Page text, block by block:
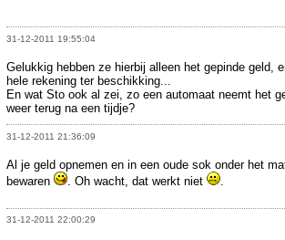
31-12-2011 19:55:04
Gelukkig hebben ze hierbij alleen het gepinde geld,
hele rekening ter beschikking...
En wat Sto ook al zei, zo een automaat neemt het
weer terug na een tijdje?
31-12-2011 21:36:09
Al je geld opnemen en in een oude sok onder het
bewaren
. Oh wacht, dat werkt niet .
31-12-2011 22:00:29